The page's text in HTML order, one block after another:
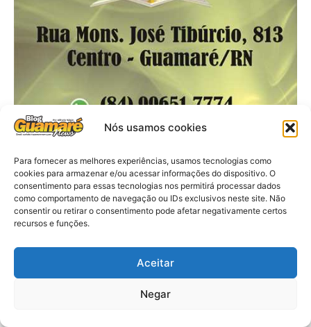
Nós usamos cookies
Para fornecer as melhores experiências, usamos tecnologias como
cookies para armazenar e/ou acessar informações do dispositivo. O
consentimento para essas tecnologias nos permitirá processar dados
como comportamento de navegação ou IDs exclusivos neste site. Não
consentir ou retirar o consentimento pode afetar negativamente certos
recursos e funções.
Aceitar
Negar